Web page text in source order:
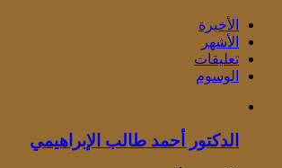
الأخيرة
الأشهر
تعليقات
الوسوم
الدكتور أحمد طالب الإبراهيمي